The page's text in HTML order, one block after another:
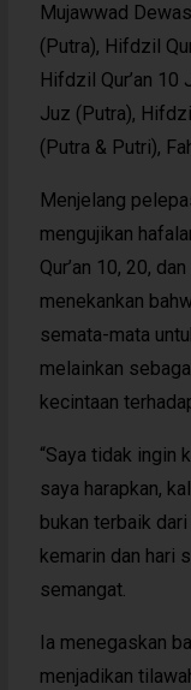
Mujawwad
(Putra), Hifdzil
Hifdzil Qur’an 10
Juz (Putra),
(Putra & Putri),
Menjelang
mengujikan
Qur’an 10, 20,
menekankan
semata-mata
melainkan
kecintaan
“Saya tidak ingin
saya harapkan,
bukan terbaik
kemarin dan hari
semangat.
Ia menegaskan
menjadikan